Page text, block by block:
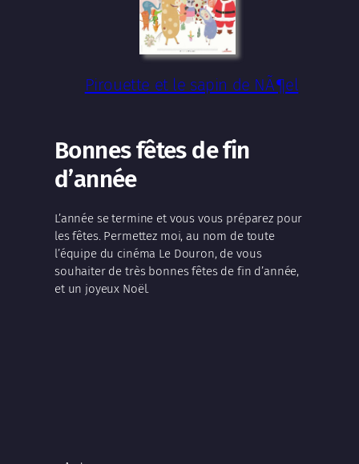
Pirouette et le sapin de NÃ¶el
Bonnes fêtes de fin
d’année
L’année se termine et vous vous préparez pour
les fêtes. Permettez moi, au nom de toute
l’équipe du cinéma Le Douron, de vous
souhaiter de très bonnes fêtes de fin d’année,
et un joyeux Noël.